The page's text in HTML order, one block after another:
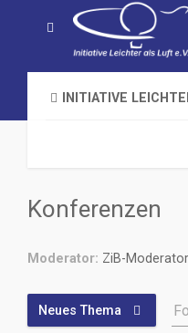
INITIATIVE
Konferenzen
Moderator: ZiB-
Neues Thema